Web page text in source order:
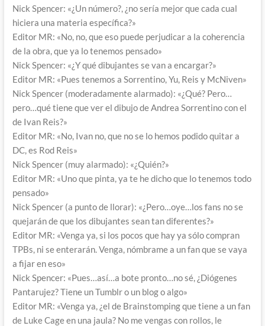
Nick Spencer: «¿Un número?, ¿no sería mejor que cada cual
hiciera una materia específica?»
Editor MR: «No, no, que eso puede perjudicar a la coherencia
de la obra, que ya lo tenemos pensado»
Nick Spencer: «¿Y qué dibujantes se van a encargar?»
Editor MR: «Pues tenemos a Sorrentino, Yu, Reis y McNiven»
Nick Spencer (moderadamente alarmado): «¿Qué? Pero…
pero…qué tiene que ver el dibujo de Andrea Sorrentino con el
de Ivan Reis?»
Editor MR: «No, Ivan no, que no se lo hemos podido quitar a
DC, es Rod Reis»
Nick Spencer (muy alarmado): «¿Quién?»
Editor MR: «Uno que pinta, ya te he dicho que lo tenemos todo
pensado»
Nick Spencer (a punto de llorar): «¿Pero…oye…los fans no se
quejarán de que los dibujantes sean tan diferentes?»
Editor MR: «Venga ya, si los pocos que hay ya sólo compran
TPBs, ni se enterarán. Venga, nómbrame a un fan que se vaya
a fijar en eso»
Nick Spencer: «Pues…así…a bote pronto…no sé, ¿Diógenes
Pantarujez? Tiene un Tumblr o un blog o algo»
Editor MR: «Venga ya, ¿el de Brainstomping que tiene a un fan
de Luke Cage en una jaula? No me vengas con rollos, le